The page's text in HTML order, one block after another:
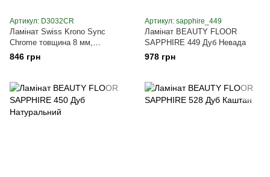
Артикул: D3032CR
Ламінат Swiss Krono Sync
Chrome товщина 8 мм,
1380x193 мм, з фаскою Дуб
Вербье SYNC D3032CP
846 грн
Артикул: sapphire_449
Ламінат BEAUTY FLOOR
SAPPHIRE 449 Дуб Невада
978 грн